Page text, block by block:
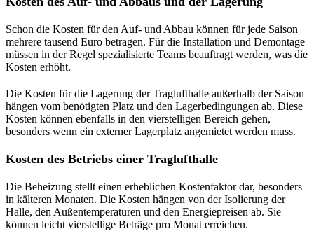
Schon die Kosten für den Auf- und Abbau können für jede Saison
mehrere tausend Euro betragen. Für die Installation und Demontage
müssen in der Regel spezialisierte Teams beauftragt werden, was die
Kosten erhöht.
Die Kosten für die Lagerung der Traglufthalle außerhalb der Saison
hängen vom benötigten Platz und den Lagerbedingungen ab. Diese
Kosten können ebenfalls in den vierstelligen Bereich gehen,
besonders wenn ein externer Lagerplatz angemietet werden muss.
Kosten des Betriebs einer Traglufthalle
Die Beheizung stellt einen erheblichen Kostenfaktor dar, besonders
in kälteren Monaten. Die Kosten hängen von der Isolierung der
Halle, den Außentemperaturen und den Energiepreisen ab. Sie
können leicht vierstellige Beträge pro Monat erreichen.